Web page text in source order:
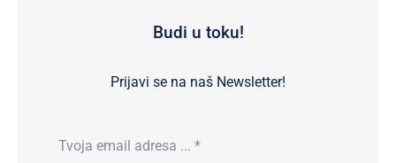
Budi u toku!
Prijavi se na naš Newsletter!